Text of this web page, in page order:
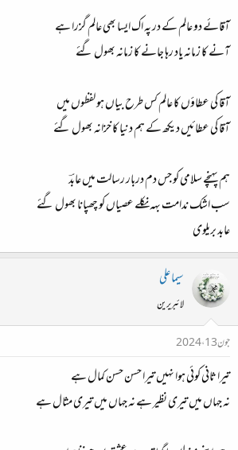
آقائے دو عالم کے در پہ اک ایسا بھی عالم گزرا ہے
آنے کا زمانہ یاد رہا جانے کا زمانہ بھول گئے
آقا کی عطاؤں کا عالم کس طرح بیاں ہو لفظوں میں
آقا کی عطائیں دیکھ کے ہم دنیا کا خزانہ بھول گئے
ہم پہنچے سلامی کو جس دم دربار رسالت میں عابدؔ
سب اشک ندامت بہہ نکلے عصیاں کو چھپانا بھول گئے
عابد بریلوی
سیما علی
لائبریرین
جون 13، 2024
تیرا ثانی کوئی ہوا نہیں تیرا حسن حسن کمال ہے
نہ جہاں میں تیری نظیر ہے نہ جہاں میں تیری مثال ہے